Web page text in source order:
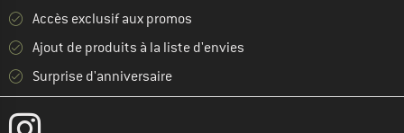
Accès exclusif aux promos
Ajout de produits à la liste d'envies
Surprise d'anniversaire